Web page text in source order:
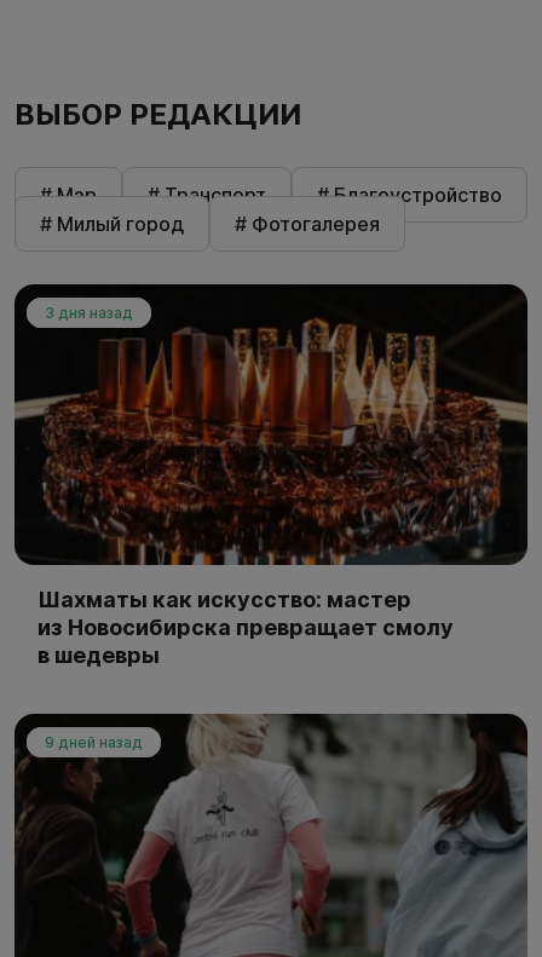
ВЫБОР РЕДАКЦИИ
# Мэр # Транспорт
# Благоустройство
# Милый город
# Фотогалерея
3 дня назад
Шахматы как искусство: мастер
из Новосибирска превращает смолу
в шедевры
9 дней назад